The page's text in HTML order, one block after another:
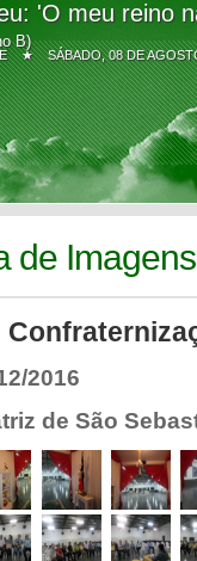
'O meu reino
B)
★SÁBADO, 08 DE
de Imagens
2016
de São